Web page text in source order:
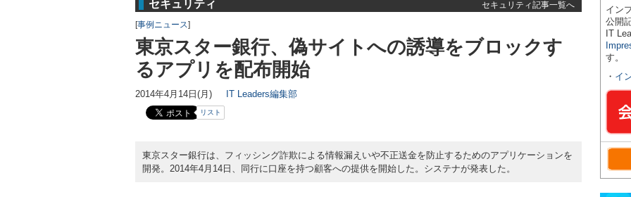
セキュリティ
セキュリティ記事一覧へ
[事例ニュース]
東京スター銀行、偽サイトへの誘導をブロックす
るアプリを配布開始
2014年4月14日(月) IT Leaders編集部
リスト
東京スター銀行は、フィッシング詐欺による情報漏えいや不正送金を防止するためのアプリケーションを
開発。2014年4月14日、同行に口座を持つ顧客への提供を開始した。システナが発表した。
イン
公開
IT
す。
・ イ